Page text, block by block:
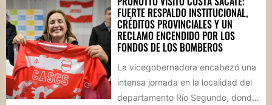
FUERTE RESPALDO INSTITUCIONAL,
CRÉDITOS PROVINCIALES Y UN
RECLAMO ENCENDIDO POR LOS
FONDOS DE LOS BOMBEROS
La vicegobernadora encabezó una
intensa jornada en la localidad del
departamento Río Segundo, donde